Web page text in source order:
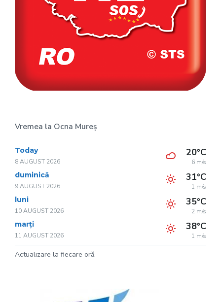
Vremea la Ocna Mureș
Today
8 AUGUST 2026
20°C
6 m/s
duminică
9 AUGUST 2026
31°C
1 m/s
luni
10 AUGUST 2026
35°C
2 m/s
marți
11 AUGUST 2026
38°C
1 m/s
Actualizare la fiecare oră.